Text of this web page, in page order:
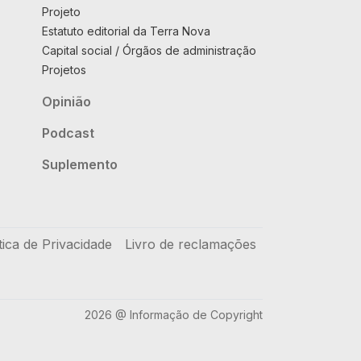
Projeto
Estatuto editorial da Terra Nova
Capital social / Órgãos de administração
Projetos
Opinião
Podcast
Suplemento
de Privacidade Livro de reclamações
2026 @ Informação de Copyright